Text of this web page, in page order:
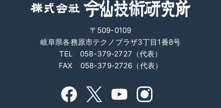
〒509-0109
岐阜県各務原市テクノプラザ3丁目1番8号
TEL 058-379-2727（代表）
FAX 058-379-2726（代表）